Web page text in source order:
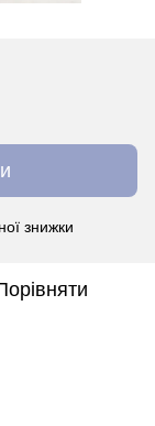
знижки